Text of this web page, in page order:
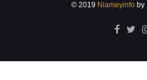
© 2019 Niameyinfo by